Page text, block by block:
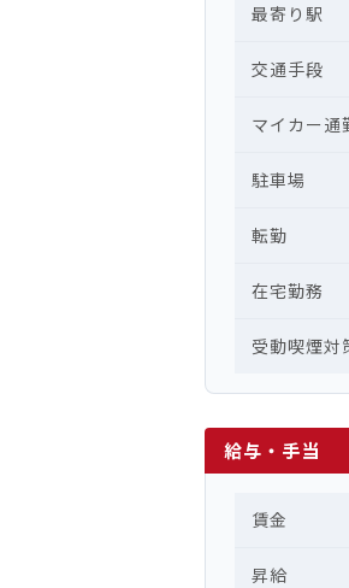
最寄り駅
交通手段
マイカー通
駐車場
転勤
在宅勤務
受動喫煙対
給与・手当
賃金
昇給